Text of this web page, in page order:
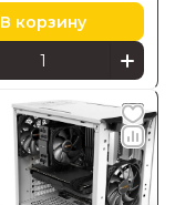
В корзину